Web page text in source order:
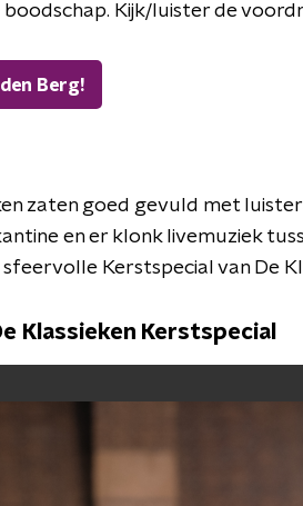
Kijk/luister de
Berg!
zaten goed gevuld met
en er klonk livemuziek
Kerstspecial van De
Klassieken Kerstspecial